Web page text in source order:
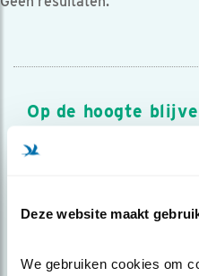
Deze website maakt
We gebruiken cookies om
Op de hoogte
Meld je aan en ontvang
over vogels en activiteiten